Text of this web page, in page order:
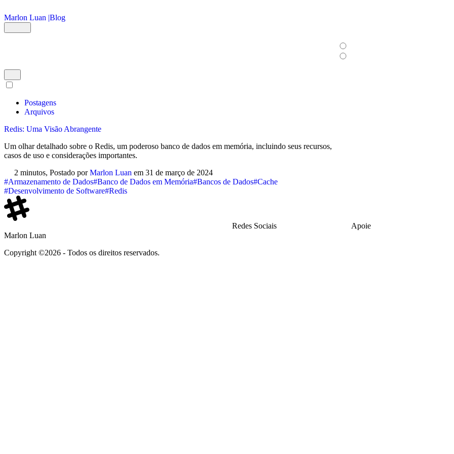
Marlon Luan |Blog
Postagens
Arquivos
Redis: Uma Visão Abrangente
Um olhar detalhado sobre o Redis, um poderoso banco de dados em memória, incluindo seus recursos,
casos de uso e considerações importantes.
2 minutos, Postado porMarlon Luan em 31 de março de 2024
#Armazenamento de Dados#Banco de Dados em Memória#Bancos de Dados#Cache
#Desenvolvimento de Software#Redis
Marlon Luan
Copyright ©2026 - Todos os direitos reservados.
Redes Sociais Apoie